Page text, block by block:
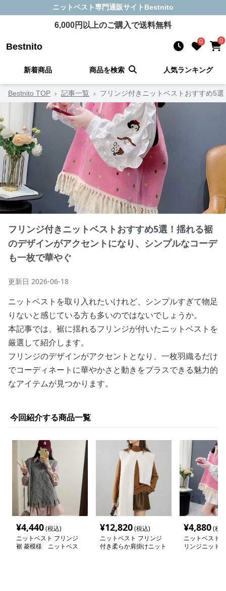
ニットベスト専門通販サイト Bestnito
6,000円以上のご購入で送料無料
Bestnito 0 0
新着商品 商品を検索 人気ランキング
Bestnito TOP › 記事一覧 › フリンジ付きニットベストおすすめ5
フリンジ付きニットベストおすすめ5選！揺れる裾
のデザインがアクセントになり、シンプルなコーデ
も一枚で華やぐ
更新日 2026-06-18
ニットベストを取り入れたいけれど、シンプルすぎて物足
りないと感じている方も多いのではないでしょうか。
本記事では、裾に揺れるフリンジが付いたニットベストを
厳選して紹介します。
フリンジのデザインがアクセントとなり、一枚羽織るだけ
でコーディネートに華やかさと動きをプラスできる魅力的
なアイテムが見つかります。
今回紹介する商品一覧
¥4,440(税込)
ニットベスト フリンジ
裾 菱模様 ニットベス
¥12,820(税込)
ニットベスト フリンジ
付き柔らか肩掛けニット
¥4,880(税
ニットベスト
リンジニット